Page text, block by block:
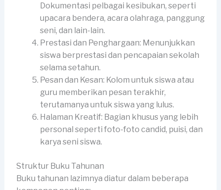
Dokumentasi pelbagai kesibukan, seperti
upacara bendera, acara olahraga, panggung
seni, dan lain-lain.
Prestasi dan Penghargaan: Menunjukkan
siswa berprestasi dan pencapaian sekolah
selama setahun.
Pesan dan Kesan: Kolom untuk siswa atau
guru memberikan pesan terakhir,
terutamanya untuk siswa yang lulus.
Halaman Kreatif: Bagian khusus yang lebih
personal seperti foto-foto candid, puisi, dan
karya seni siswa.
Struktur Buku Tahunan
Buku tahunan lazimnya diatur dalam beberapa